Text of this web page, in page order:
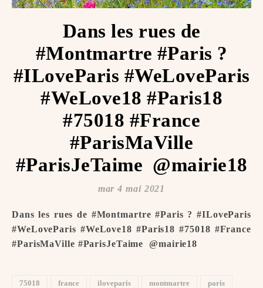
Dans les rues de
#Montmartre #Paris ?
#ILoveParis #WeLoveParis
#WeLove18 #Paris18
#75018 #France
#ParisMaVille
#ParisJeTaime ️ @mairie18
mar 4 mai 2021
Dans les rues de #Montmartre #Paris ? #ILoveParis
#WeLoveParis #WeLove18 #Paris18 #75018 #France
#ParisMaVille #ParisJeTaime ️ @mairie18
75018 france iloveparis montmartre
paris